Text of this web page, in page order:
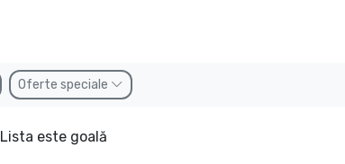
Oferte speciale
Lista este goală